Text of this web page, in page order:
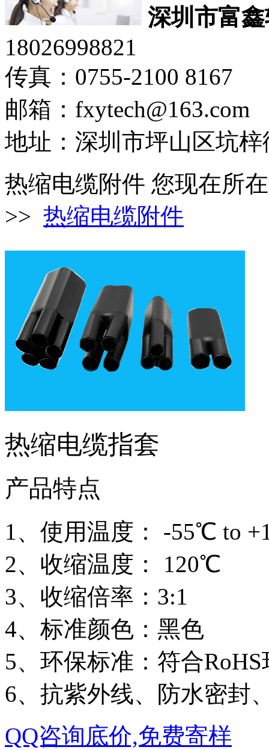
深圳市富
18026998821
传真：0755-2100 8167
邮箱：fxytech@163.com
地址：深圳市坪山区坑
热缩电缆附件 您现在所
>> 热缩电缆附件
热缩电缆指套
产品特点
1、使用温度： -55℃ to
2、收缩温度： 120℃
3、收缩倍率：3:1
4、标准颜色：黑色
5、环保标准：符合RoHS
6、抗紫外线、防水密封
QQ咨询底价,免费寄样